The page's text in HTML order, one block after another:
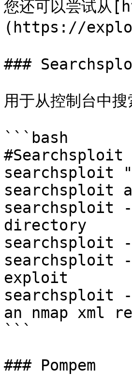
您还可以尝试
(https://
###
用于从控制台中
```bash
searchsploit
searchsploit
searchsploit
directory
searchsploit -
searchsploit
exploit
searchsploit
an nmap xml
```
### Pompem